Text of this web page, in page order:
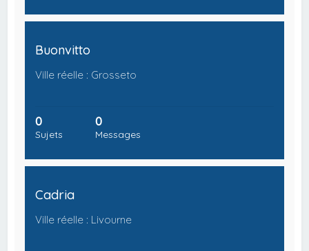
Buonvitto
Ville réelle : Grosseto
0
Sujets
0
Messages
Cadria
Ville réelle : Livourne